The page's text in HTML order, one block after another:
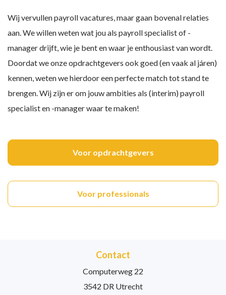
Wij vervullen payroll vacatures, maar gaan bovenal relaties
aan. We willen weten wat jou als payroll specialist of -
manager drijft, wie je bent en waar je enthousiast van wordt.
Doordat we onze opdrachtgevers ook goed (en vaak al járen)
kennen, weten we hierdoor een perfecte match tot stand te
brengen. Wij zijn er om jouw ambities als (interim) payroll
specialist en -manager waar te maken!
Voor opdrachtgevers
Voor professionals
Contact
Computerweg 22
3542 DR Utrecht